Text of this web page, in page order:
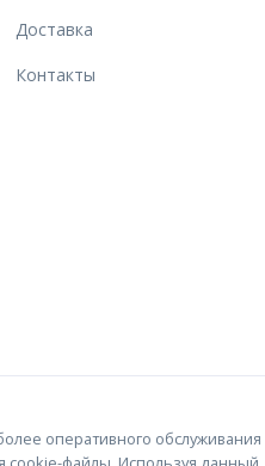
Доставка
Контакты
оперативного обслуживания